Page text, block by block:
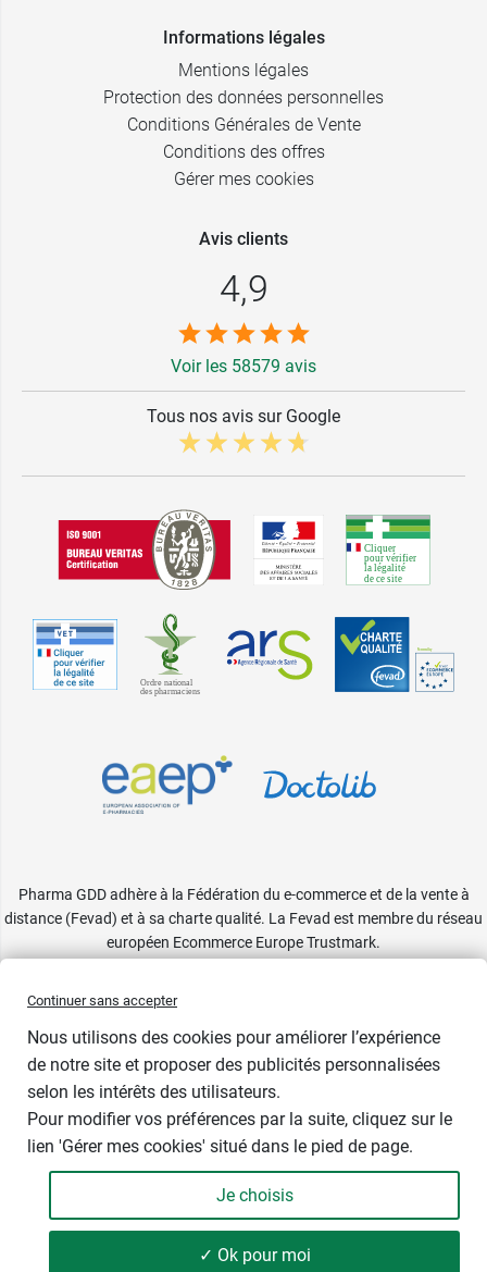
- +
Informations légales
Mentions légales
Protection des données personnelles
Conditions Générales de Vente
Conditions des offres
Gérer mes cookies
Avis clients
4,9
Voir les 58579 avis
Tous nos avis sur Google
Pharma GDD adhère à la Fédération du e-commerce et de la vente à
distance (Fevad) et à sa charte qualité. La Fevad est membre du réseau
européen Ecommerce Europe Trustmark.
Continuer sans accepter
Nous utilisons des cookies pour améliorer l’expérience
de notre site et proposer des publicités personnalisées
selon les intérêts des utilisateurs.
Pour modifier vos préférences par la suite, cliquez sur le
lien 'Gérer mes cookies' situé dans le pied de page.
Je choisis
✓ Ok pour moi